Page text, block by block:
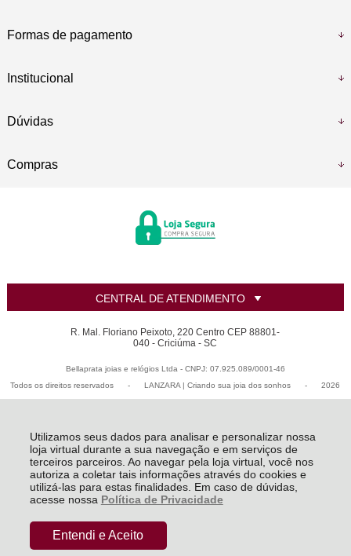
Utilizamos seus dados para analisar e personalizar nossa
loja virtual durante a sua navegação e em serviços de
terceiros parceiros. Ao navegar pela loja virtual, você nos
autoriza a coletar tais informações através do cookies e
utilizá-las para estas finalidades. Em caso de dúvidas,
acesse nossa Política de Privacidade
Entendi e Aceito
Formas de pagamento
Institucional
Dúvidas
Compras
CENTRAL DE ATENDIMENTO
R. Mal. Floriano Peixoto, 220 Centro CEP 88801-
040 - Criciúma - SC
Bellaprata joias e relógios Ltda - CNPJ: 07.925.089/0001-46
Todos os direitos reservados
- LANZARA | Criando sua joia dos sonhos - 2026
R$ 510,89